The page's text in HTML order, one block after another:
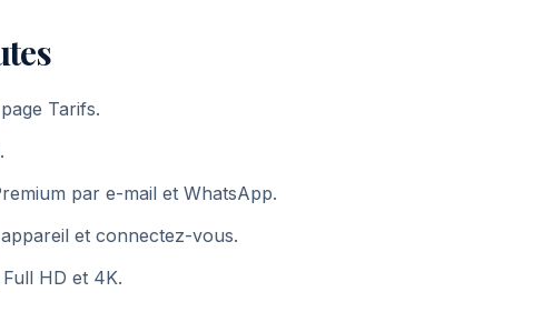
Tarifs.
par e-mail et WhatsApp.
et connectez-vous.
HD et 4K.